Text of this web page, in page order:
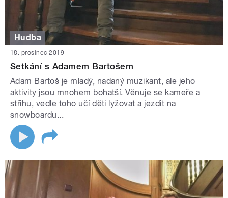
Hudba
18. prosinec 2019
Setkání s Adamem Bartošem
Adam Bartoš je mladý, nadaný muzikant, ale jeho
aktivity jsou mnohem bohatší. Věnuje se kameře a
střihu, vedle toho učí děti lyžovat a jezdit na
snowboardu...